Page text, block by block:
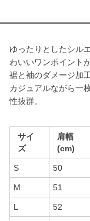
ゆったりとしたシル
わいいワンポイント
裾と袖のダメージ加
カジュアルながら一
性抜群。
サイ
ズ
肩幅
(cm)
S 50
M 51
L 52